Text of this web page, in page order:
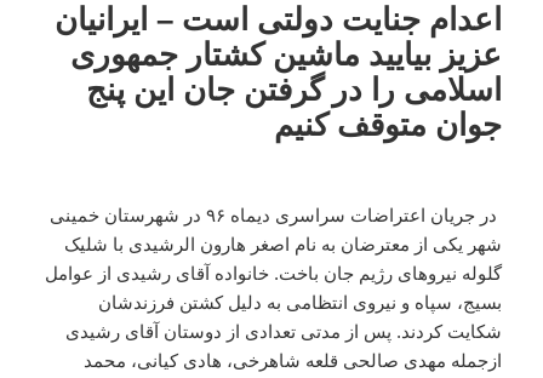
اعدام جنایت دولتی است – ایرانیان
عزیز بیایید ماشین کشتار جمهوری
اسلامی را در گرفتن جان این پنج
جوان متوقف کنیم
در جریان اعتراضات سراسری دیماه ۹۶ در شهرستان خمینی
شهر یکی از معترضان به نام اصغر هارون الرشیدی با شلیک
گلوله نیروهای رژیم جان باخت. خانواده آقای رشیدی از عوامل
بسیج، سپاه و نیروی انتظامی به دلیل کشتن فرزندشان
شکایت کردند. پس از مدتی تعدادی از دوستان آقای رشیدی
ازجمله مهدی صالحی قلعه شاهرخی، هادی کیانی، محمد